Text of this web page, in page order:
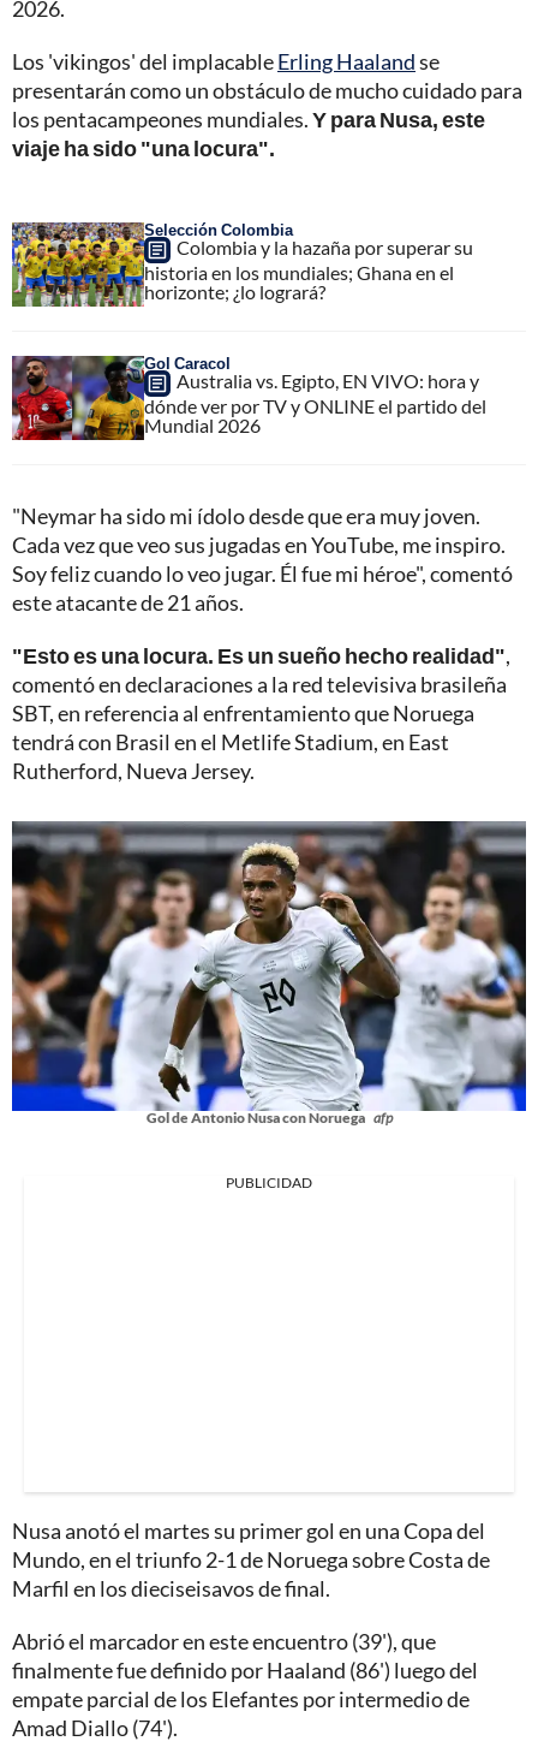
2026.
Los 'vikingos' del implacableErling Haalandse
presentarán como un obstáculo de mucho cuidado para
los pentacampeones mundiales.Y para Nusa, este
viaje ha sido "una locura".
Selección Colombia
Colombia y la hazaña por superar su
historia en los mundiales; Ghana en el
horizonte; ¿lo logrará?
Gol Caracol
Australia vs. Egipto, EN VIVO: hora y
dónde ver por TV y ONLINE el partido del
Mundial 2026
"Neymar ha sido mi ídolo desde que era muy joven.
Cada vez que veo sus jugadas en YouTube, me inspiro.
Soy feliz cuando lo veo jugar. Él fue mi héroe", comentó
este atacante de 21 años.
"Esto es una locura. Es un sueño hecho realidad",
comentó en declaraciones a la red televisiva brasileña
SBT, en referencia al enfrentamiento que Noruega
tendrá con Brasil en el Metlife Stadium, en East
Rutherford, Nueva Jersey.
Gol de Antonio Nusa con Noruega afp
PUBLICIDAD
Nusa anotó el martes su primer gol en una Copa del
Mundo, en el triunfo 2-1 de Noruega sobre Costa de
Marfil en los dieciseisavos de final.
Abrió el marcador en este encuentro (39'), que
finalmente fue definido por Haaland (86') luego del
empate parcial de los Elefantes por intermedio de
Amad Diallo (74').